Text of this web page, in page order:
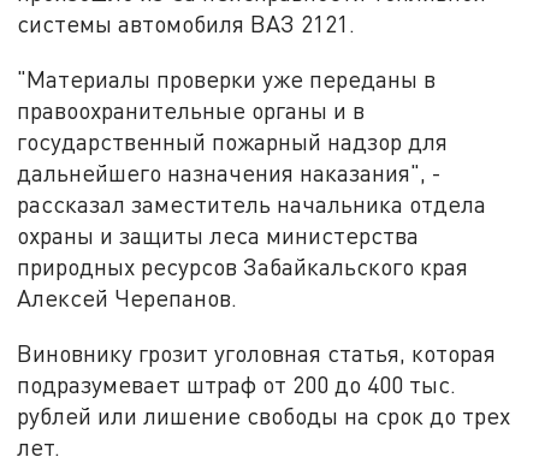
системы автомобиля ВАЗ 2121.
"Материалы проверки уже переданы в
правоохранительные органы и в
государственный пожарный надзор для
дальнейшего назначения наказания", -
рассказал заместитель начальника отдела
охраны и защиты леса министерства
природных ресурсов Забайкальского края
Алексей Черепанов.
Виновнику грозит уголовная статья, которая
подразумевает штраф от 200 до 400 тыс.
рублей или лишение свободы на срок до трех
лет.